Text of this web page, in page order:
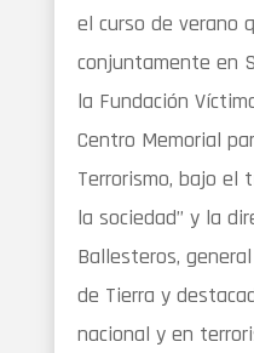
el curso de verano
conjuntamente en
la Fundación
Centro Memorial
Terrorismo, bajo el
la sociedad” y la
Ballesteros,
de Tierra y
nacional y en